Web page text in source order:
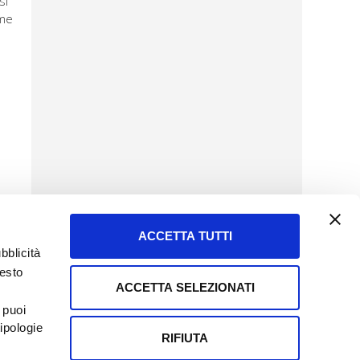
ACCETTA TUTTI
ACCETTA SELEZIONATI
RIFIUTA
SERVIZIO CLIENTI
Tel + 39.045.8009480
clienti@informatoreagrario.it